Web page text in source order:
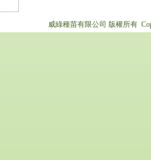
威綠種苗有限公司 版權所有